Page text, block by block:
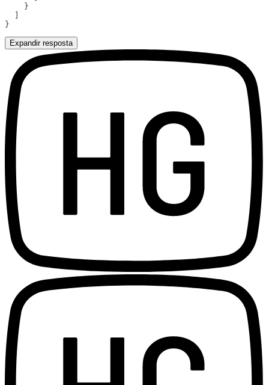
Expandir resposta